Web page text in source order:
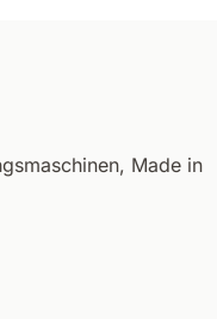
Made in